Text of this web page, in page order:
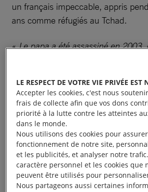
un français impeccable, appris
ans comme réfugiés au Tchad.
«Le papa a été assassiné en 2003,
», explique
navire de SOS Méditerranée, ils
ils racontent avoir été « exploités »
coopérative qui les accueillait près
famille rêve alors de rejoindre un
qui vit déjà en France.
14 h 45, le froid et l’humidité
épidermes. Le soleil se fait bas,
LE RESPECT DE VOTRE VIE PRIVÉE EST
Accepter les cookies, c'est nous
frais de collecte afin que vos dons
priorité à la lutte contre les atteintes
dans le monde.
Nous utilisons des cookies pour
fonctionnement de notre site,
et les publicités, et analyser notre
caractère personnel et les cookies que
peuvent être utilisés pour
Nous partageons aussi certaines